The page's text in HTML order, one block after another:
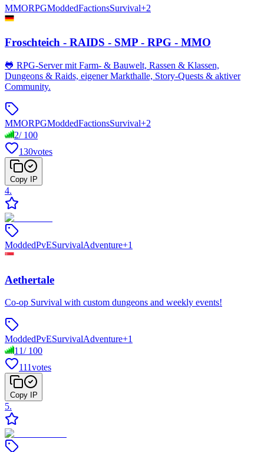
MMORPGModdedFactionsSurvival+2
Froschteich - RAIDS - SMP - RPG - MMO
🐸 RPG-Server mit Farm- & Bauwelt, Rassen & Klassen,
Dungeons & Raids, eigener Markthalle, Story-Quests & aktiver
Community.
MMORPGModdedFactionsSurvival+2
2/ 100
130votes
Copy IP
4.
ModdedPvESurvivalAdventure+1
Aethertale
Co-op Survival with custom dungeons and weekly events!
ModdedPvESurvivalAdventure+1
11/ 100
111votes
Copy IP
5.